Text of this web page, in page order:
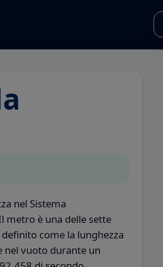
nel Sistema
metro è una delle sette
come la lunghezza
nel vuoto durante un